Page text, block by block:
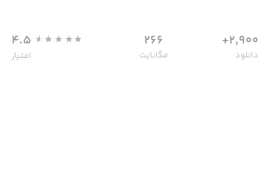
2,900+
دانلود
266
مگابایت
4.5
امتیاز